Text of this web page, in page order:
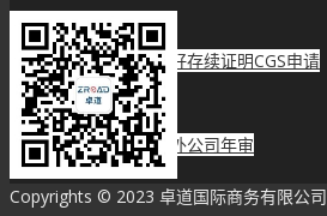
良好存续证明CGS申请
海外公司年审
Copyrights © 2023 卓道国际商务有限公司